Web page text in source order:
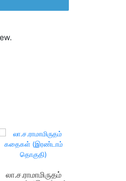
லா.ச.ராமாமிருதம்